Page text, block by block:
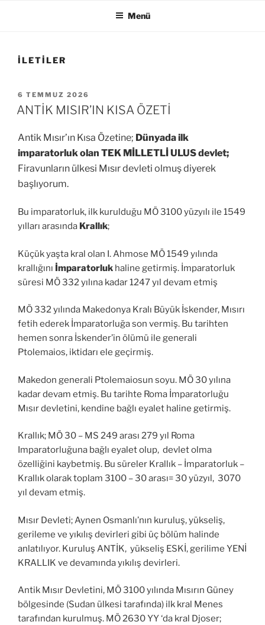
Menü
İLETILER
YAYIM
TARIHI
6 TEMMUZ 2026
ANTİK MISIR’IN KISA ÖZETİ
Antik Mısır’ın Kısa Özetine; Dünyada ilk
imparatorluk olan TEK MİLLETLİ ULUS devlet;
Firavunların ülkesi Mısır devleti olmuş diyerek
başlıyorum.
Bu imparatorluk, ilk kurulduğu MÖ 3100 yüzyılı ile 1549
yılları arasında Krallık;
Küçük yaşta kral olan I. Ahmose MÖ 1549 yılında
krallığını İmparatorluk haline getirmiş. İmparatorluk
süresi MÖ 332 yılına kadar 1247 yıl devam etmiş
MÖ 332 yılında Makedonya Kralı Büyük İskender, Mısırı
fetih ederek İmparatorluğa son vermiş. Bu tarihten
hemen sonra İskender’in ölümü ile generali
Ptolemaios, iktidarı ele geçirmiş.
Makedon generali Ptolemaiosun soyu. MÖ 30 yılına
kadar devam etmiş. Bu tarihte Roma İmparatorluğu
Mısır devletini, kendine bağlı eyalet haline getirmiş.
Krallık; MÖ 30 – MS 249 arası 279 yıl Roma
Imparatorluğuna bağlı eyalet olup, devlet olma
özelliğini kaybetmiş. Bu süreler Krallık – İmparatorluk –
Krallık olarak toplam 3100 – 30 arası= 30 yüzyıl, 3070
yıl devam etmiş.
Mısır Devleti; Aynen Osmanlı’nın kuruluş, yükseliş,
gerileme ve yıkılış devirleri gibi üç bölüm halinde
anlatılıyor. Kuruluş ANTİK, yükseliş ESKİ, gerilime YENİ
KRALLIK ve devamında yıkılış devirleri.
Antik Mısır Devletini, MÖ 3100 yılında Mısırın Güney
bölgesinde (Sudan ülkesi tarafında) ilk kral Menes
tarafından kurulmuş. MÖ 2630 YY ‘da kral Djoser;